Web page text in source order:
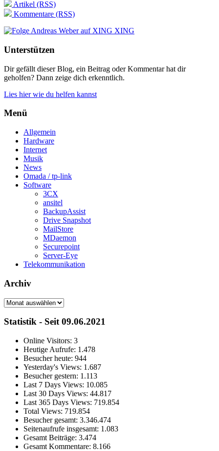
Artikel (RSS)
Kommentare (RSS)
XING
Unterstützen
Dir gefällt dieser Blog, ein Beitrag oder Kommentar hat dir
geholfen? Dann zeige dich erkenntlich.
Lies hier wie du helfen kannst
Menü
Allgemein
Hardware
Internet
Musik
News
Omada / tp-link
Software
3CX
ansitel
BackupAssist
Drive Snapshot
MailStore
MDaemon
Securepoint
Server-Eye
Telekommunikation
Archiv
Archiv
Statistik - Seit 09.06.2021
Online Visitors: 3
Heutige Aufrufe: 1.478
Besucher heute: 944
Yesterday's Views: 1.687
Besucher gestern: 1.113
Last 7 Days Views: 10.085
Last 30 Days Views: 44.817
Last 365 Days Views: 719.854
Total Views: 719.854
Besucher gesamt: 3.346.474
Seitenaufrufe insgesamt: 1.083
Gesamt Beiträge: 3.474
Gesamt Kommentare: 8.166